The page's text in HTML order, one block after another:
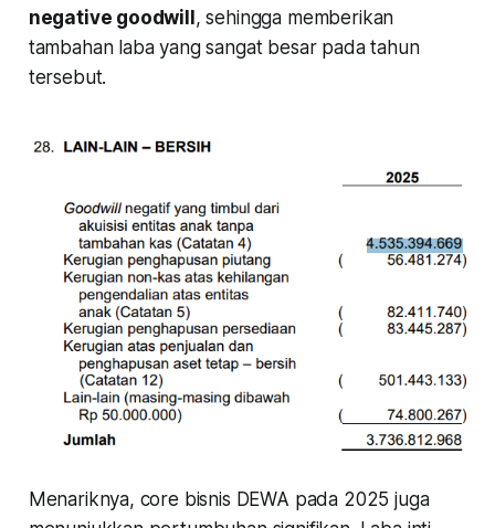
negative goodwill, sehingga memberikan
tambahan laba yang sangat besar pada tahun
tersebut.
Menariknya, core bisnis DEWA pada 2025 juga